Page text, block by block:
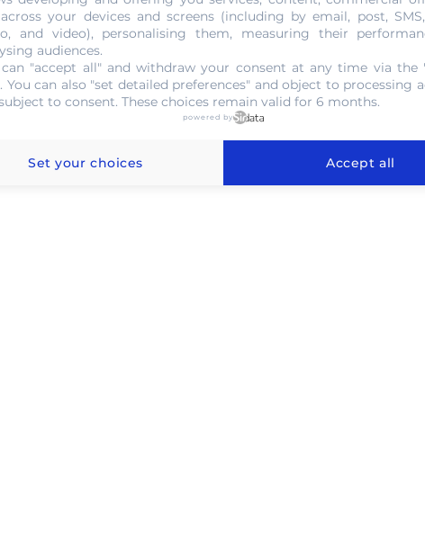
l'or au gramme à Houilles
your devices and screens (including by email, post,
and video), personalising them, measuring their
audiences.
can "accept all" and withdraw your consent at any time via the
. You can also "set detailed preferences" and object to processing
to consent. These choices remain valid for 6 months.
powered by
Set your choices Accept all